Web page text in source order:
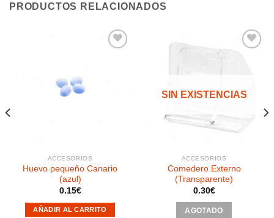
PRODUCTOS RELACIONADOS
ACCESORIOS
Huevo pequeño Canario
(azul)
0.15€
AÑADIR AL CARRITO
lista de
SIN EXISTENCIAS
ACCESORIOS
Comedero Externo
(Transparente)
0.30€
AGOTADO